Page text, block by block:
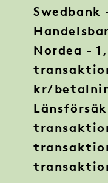
Nordea -
kr/